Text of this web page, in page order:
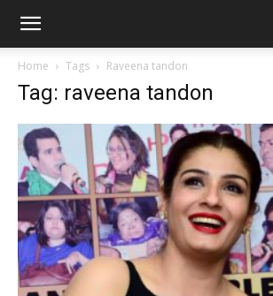
Home Tags Raveena tandon
Tag: raveena tandon